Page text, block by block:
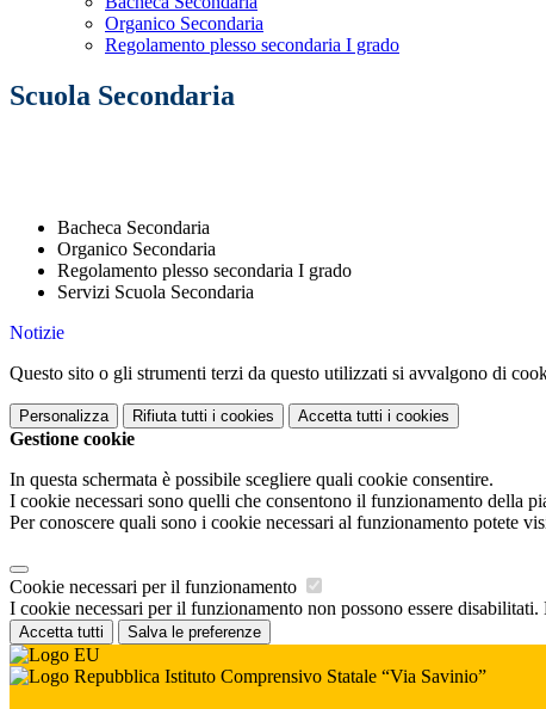
Organico Secondaria
Regolamento plesso secondaria I grado
Scuola Secondaria
Bacheca Secondaria
Organico Secondaria
Regolamento plesso secondaria I grado
Servizi Scuola Secondaria
Notizie
Questo sito o gli strumenti terzi da questo utilizzati si avvalgono di
Personalizza Rifiuta tutti i cookies Accetta tutti i cookies
Gestione cookie
In questa schermata è possibile scegliere quali cookie consentire.
I cookie necessari sono quelli che consentono il funzionamento della
Per conoscere quali sono i cookie necessari al funzionamento potete
Cookie necessari per il funzionamento
I cookie necessari per il funzionamento non possono essere
Accetta tutti Salva le preferenze
Istituto Comprensivo Statale “Via Savinio”